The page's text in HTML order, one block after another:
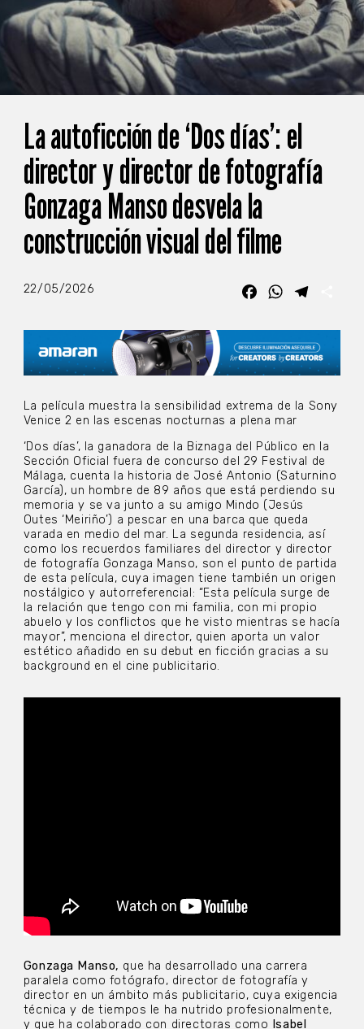
La autoficción de ‘Dos días’: el
director y director de fotografía
Gonzaga Manso desvela la
construcción visual del filme
22/05/2026 FacebookWhatsApp
La película muestra la sensibilidad extrema de la Sony
Venice 2 en las escenas nocturnas a plena mar
‘Dos días’, la ganadora de la Biznaga del Público en la
Sección Oficial fuera de concurso del 29 Festival de
Málaga, cuenta la historia de José Antonio (Saturnino
García), un hombre de 89 años que está perdiendo su
memoria y se va junto a su amigo Mindo (Jesús
Outes ‘Meiriño’) a pescar en una barca que queda
varada en medio del mar. La segunda residencia, así
como los recuerdos familiares del director y director
de fotografía Gonzaga Manso, son el punto de partida
de esta película, cuya imagen tiene también un origen
nostálgico y autorreferencial: “Esta película surge de
la relación que tengo con mi familia, con mi propio
abuelo y los conflictos que he visto mientras se hacía
mayor”, menciona el director, quien aporta un valor
estético añadido en su debut en ficción gracias a su
background en el cine publicitario.
Gonzaga Manso, que ha desarrollado una carrera
paralela como fotógrafo, director de fotografía y
director en un ámbito más publicitario, cuya exigencia
técnica y de tiempos le ha nutrido profesionalmente,
y que ha colaborado con directoras como Isabel